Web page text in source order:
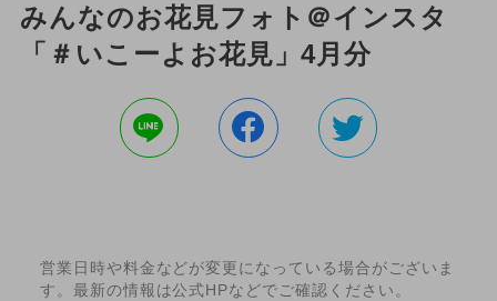
みんなのお花見フォト＠インスタ
「＃いこーよお花見」4月分
営業日時や料金などが変更になっている場合がございま
す。最新の情報は公式HPなどでご確認ください。